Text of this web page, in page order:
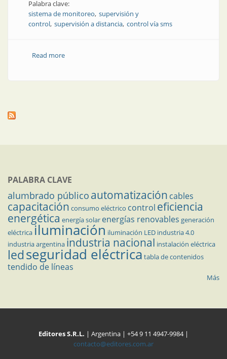
Palabra clave:
sistema de monitoreo supervisión y
control supervisión a distancia control vía sms
Read moreabout Producto | Sistema de monitoreo y control vía
PALABRA CLAVE
alumbrado público automatización cables
capacitación consumo eléctrico control eficiencia
energética energía solar energías renovables generación
eléctricailuminación iluminación LED industria 4.0
industria argentina industria nacional instalación eléctrica
ledseguridad eléctrica tabla de contenidos
tendido de líneas
Más
Editores S.R.L. | Argentina | +54 9 11 4947-9984 |
contacto@editores.com.ar